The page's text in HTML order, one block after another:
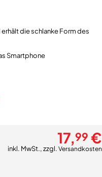
die schlanke Form des
Smartphone
17,99 €
inkl. MwSt., zzgl. Versandkosten